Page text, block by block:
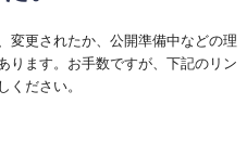
変更されたか、公開準備中などの理
ります。お手数ですが、下記のリン
ください。